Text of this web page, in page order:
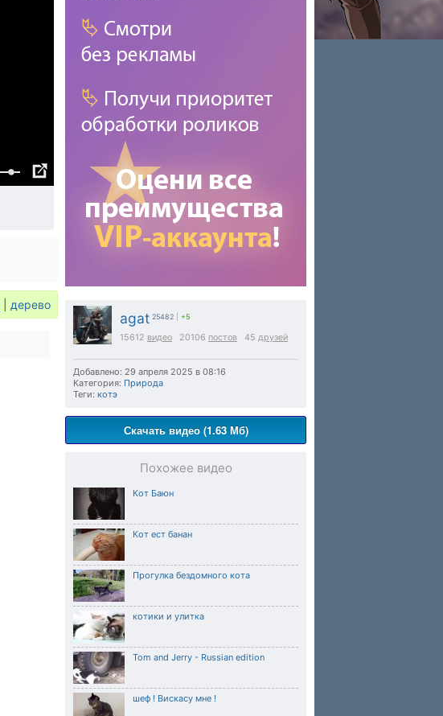
agat 25482 +5
15612 видео 20106 постов 45 друзей
Добавлено: 29 апреля 2025 в 08:16
Категория: Природа
Теги: котэ
Скачать видео (1.63 Мб)
Похожее видео
Кот Баюн
Кот ест банан
Прогулка бездомного кота
котики и улитка
Tom and Jerry - Russian edition
шеф ! Вискасу мне !
дерево